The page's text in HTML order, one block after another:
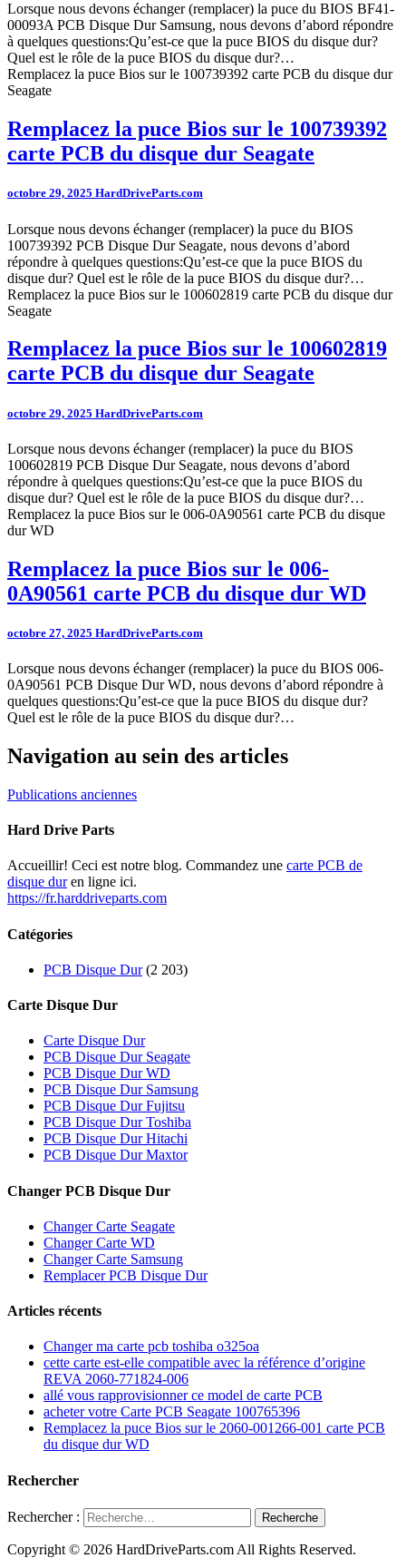
Lorsque nous devons échanger (remplacer) la puce du BIOS BF41-
00093A PCB Disque Dur Samsung, nous devons d’abord répondre
à quelques questions:Qu’est-ce que la puce BIOS du disque dur?
Quel est le rôle de la puce BIOS du disque dur?…
Remplacez la puce Bios sur le 100739392 carte PCB du disque dur
Seagate
Remplacez la puce Bios sur le 100739392
carte PCB du disque dur Seagate
octobre 29, 2025 HardDriveParts.com
Lorsque nous devons échanger (remplacer) la puce du BIOS
100739392 PCB Disque Dur Seagate, nous devons d’abord
répondre à quelques questions:Qu’est-ce que la puce BIOS du
disque dur? Quel est le rôle de la puce BIOS du disque dur?…
Remplacez la puce Bios sur le 100602819 carte PCB du disque dur
Seagate
Remplacez la puce Bios sur le 100602819
carte PCB du disque dur Seagate
octobre 29, 2025 HardDriveParts.com
Lorsque nous devons échanger (remplacer) la puce du BIOS
100602819 PCB Disque Dur Seagate, nous devons d’abord
répondre à quelques questions:Qu’est-ce que la puce BIOS du
disque dur? Quel est le rôle de la puce BIOS du disque dur?…
Remplacez la puce Bios sur le 006-0A90561 carte PCB du disque
dur WD
Remplacez la puce Bios sur le 006-
0A90561 carte PCB du disque dur WD
octobre 27, 2025 HardDriveParts.com
Lorsque nous devons échanger (remplacer) la puce du BIOS 006-
0A90561 PCB Disque Dur WD, nous devons d’abord répondre à
quelques questions:Qu’est-ce que la puce BIOS du disque dur?
Quel est le rôle de la puce BIOS du disque dur?…
Navigation au sein des articles
Publications anciennes
Hard Drive Parts
Accueillir! Ceci est notre blog. Commandez une carte PCB de
disque duren ligne ici.
https://fr.harddriveparts.com
Catégories
PCB Disque Dur(2 203)
Carte Disque Dur
Carte Disque Dur
PCB Disque Dur Seagate
PCB Disque Dur WD
PCB Disque Dur Samsung
PCB Disque Dur Fujitsu
PCB Disque Dur Toshiba
PCB Disque Dur Hitachi
PCB Disque Dur Maxtor
Changer PCB Disque Dur
Changer Carte Seagate
Changer Carte WD
Changer Carte Samsung
Remplacer PCB Disque Dur
Articles récents
Changer ma carte pcb toshiba o325oa
cette carte est-elle compatible avec la référence d’origine
REVA 2060-771824-006
allé vous rapprovisionner ce model de carte PCB
acheter votre Carte PCB Seagate 100765396
Remplacez la puce Bios sur le 2060-001266-001 carte PCB
du disque dur WD
Rechercher
Rechercher : Recherche
Copyright © 2026 HardDriveParts.com All Rights Reserved.